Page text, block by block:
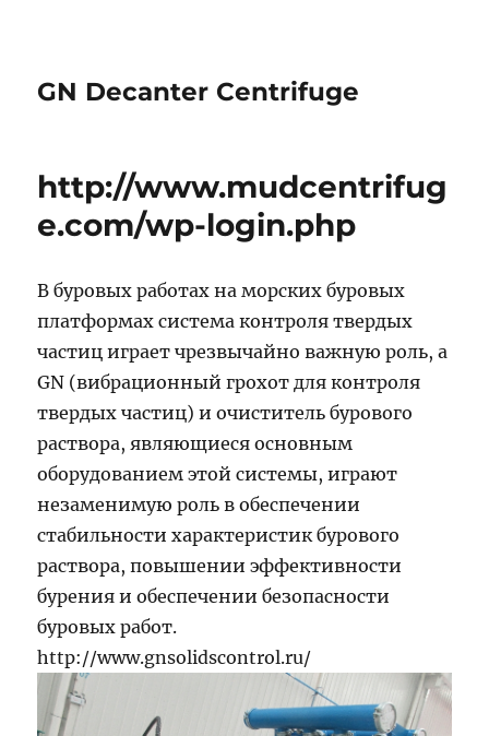
GN Decanter Centrifuge
http://www.mudcentrifug
e.com/wp-login.php
В буровых работах на морских буровых
платформах система контроля твердых
частиц играет чрезвычайно важную роль, а
GN (вибрационный грохот для контроля
твердых частиц) и очиститель бурового
раствора, являющиеся основным
оборудованием этой системы, играют
незаменимую роль в обеспечении
стабильности характеристик бурового
раствора, повышении эффективности
бурения и обеспечении безопасности
буровых работ.
http://www.gnsolidscontrol.ru/